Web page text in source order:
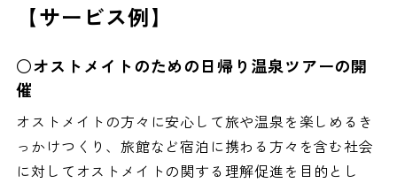
【サービス例】
○オストメイトのための日帰り温泉ツアーの開
催
オストメイトの方々に安心して旅や温泉を楽しめるき
っかけつくり、旅館など宿泊に携わる方々を含む社会
に対してオストメイトの関する理解促進を目的とし